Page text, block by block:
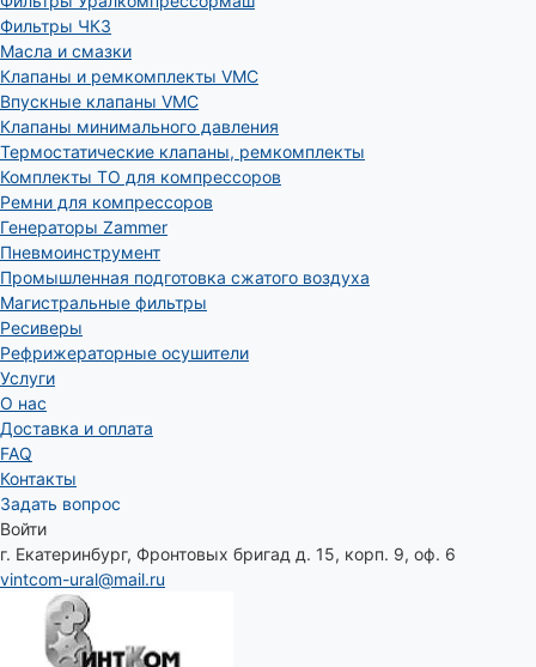
Фильтры ЧКЗ
Масла и смазки
Клапаны и ремкомплекты VMC
Впускные клапаны VMC
Клапаны минимального давления
Термостатические клапаны, ремкомплекты
Комплекты ТО для компрессоров
Ремни для компрессоров
Генераторы Zammer
Пневмоинструмент
Промышленная подготовка сжатого воздуха
Магистральные фильтры
Ресиверы
Рефрижераторные осушители
Услуги
О нас
Доставка и оплата
FAQ
Контакты
Задать вопрос
Войти
г. Екатеринбург, Фронтовых бригад д. 15, корп. 9, оф. 6
vintcom-ural@mail.ru